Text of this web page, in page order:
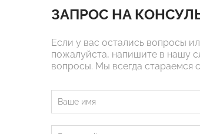
ЗАПРОС НА
Если у вас остались вопросы
пожалуйста, напишите в нашу
вопросы. Мы всегда стараемся